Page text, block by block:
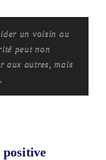
un voisin ou
peut non
aux autres, mais